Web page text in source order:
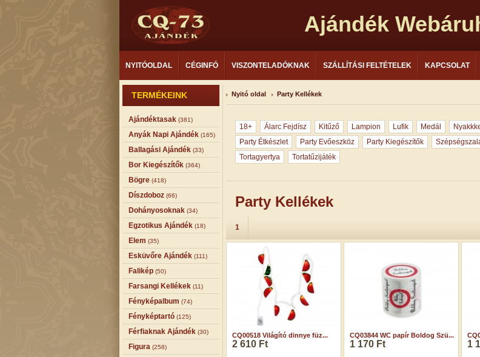
Ajándék
NYITÓOLDAL CÉGINFÓ VISZONTELADÓKNAK SZÁLLÍTÁSI FELTÉTELEK KAPCSOLAT
TERMÉKEINK
Ajándéktasak (381)
Anyák Napi Ajándék (165)
Ballagási Ajándék (33)
Bor Kiegészítők (364)
Bögre (418)
Díszdoboz (66)
Dohányosoknak (34)
Egzotikus Ajándék (18)
Elem (35)
Esküvőre Ajándék (111)
Falikép (50)
Farsangi Kellékek (11)
Fényképalbum (74)
Fényképtartó (125)
Férfiaknak Ajándék (30)
Figura (258)
Nyitó oldal Party Kellékek
18+ Álarc Fejdísz Kitűző Lampion Lufik Medál
Party Étkészlet
Party Evőeszköz Party Kiegészítők
Tortagyertya
Tortatűzijáték
Party Kellékek
1
CQ00518 Világító dinnye füz...
2 610 Ft
CQ03844 WC papír Boldog Szü...
1 170 Ft 1